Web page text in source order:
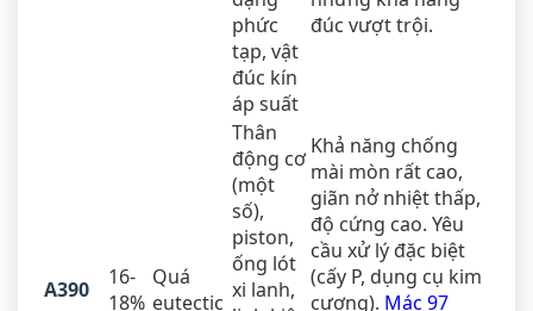
phức
tạp, vật
đúc kín
áp suất
đúc vượt trội.
A390
16-
18%
Quá
eutectic
Thân
động cơ
(một
số),
piston,
ống lót
xi lanh,
Khả năng chống
mài mòn rất cao,
giãn nở nhiệt thấp,
độ cứng cao. Yêu
cầu xử lý đặc biệt
(cấy P, dụng cụ kim
cương). Mác 97